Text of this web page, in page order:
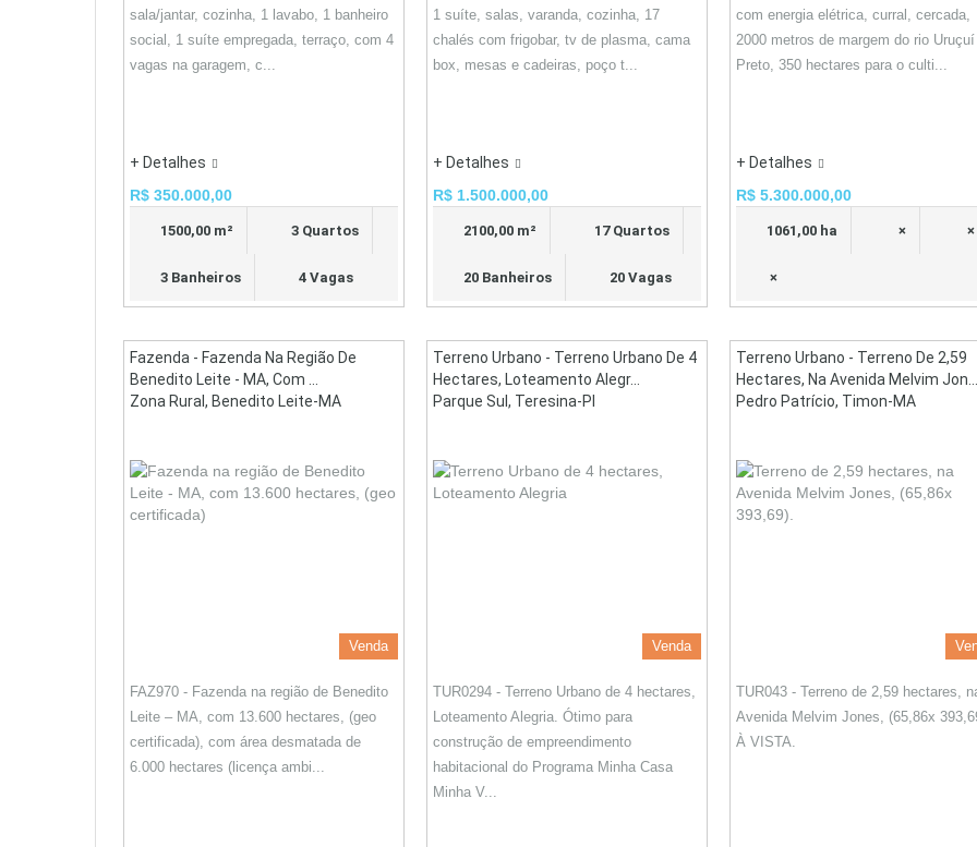
sala/jantar, cozinha, 1 lavabo, 1 banheiro
social, 1 suíte empregada, terraço, com 4
vagas na garagem, c...
+ Detalhes
R$ 350.000,00
1500,00 m² 3 Quartos
3 Banheiros 4 Vagas
1 suíte, salas, varanda, cozinha, 17
chalés com frigobar, tv de plasma, cama
box, mesas e cadeiras, poço t...
+ Detalhes
R$ 1.500.000,00
2100,00 m² 17 Quartos
20 Banheiros 20 Vagas
com energia elétrica, curral, cercada,
2000 metros de margem do rio Uruçuí
Preto, 350 hectares para o culti...
+ Detalhes
R$ 5.300.000,00
1061,00 ha × ×
×
Fazenda - Fazenda Na Região De
Benedito Leite - MA, Com ...
Zona Rural, Benedito Leite-MA
Venda
FAZ970 - Fazenda na região de Benedito
Leite – MA, com 13.600 hectares, (geo
certificada), com área desmatada de
6.000 hectares (licença ambi...
Terreno Urbano - Terreno Urbano De 4
Hectares, Loteamento Alegr...
Parque Sul, Teresina-PI
Venda
TUR0294 - Terreno Urbano de 4 hectares,
Loteamento Alegria. Ótimo para
construção de empreendimento
habitacional do Programa Minha Casa
Minha V...
Terreno Urbano - Terreno De 2,59
Hectares, Na Avenida Melvim Jon...
Pedro Patrício, Timon-MA
TUR043 - Terreno de 2,59 hectares,
Avenida Melvim Jones, (65,86x
À VISTA.